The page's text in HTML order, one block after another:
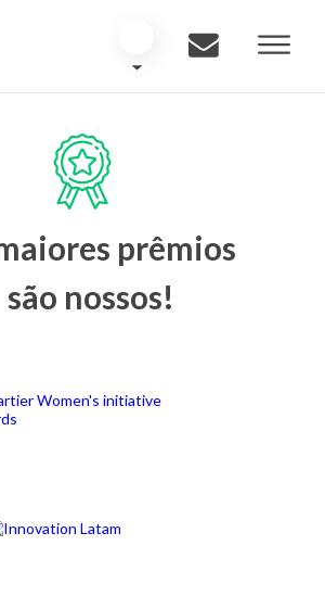
prêmios
são nossos!